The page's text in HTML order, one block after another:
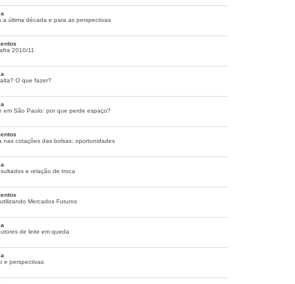
a última década e para as perspectivas
2010/11
O que fazer?
em São Paulo: por que perde espaço?
nas cotações das bolsas: oportunidades
e relação de troca
Mercados Futuros
de leite em queda
e perspectivas